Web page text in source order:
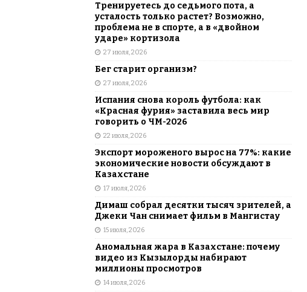
Тренируетесь до седьмого пота, а
усталость только растет? Возможно,
проблема не в спорте, а в «двойном
ударе» кортизола
27 июля, 2026
Бег старит организм?
27 июля, 2026
Испания снова король футбола: как
«Красная фурия» заставила весь мир
говорить о ЧМ-2026
22 июля, 2026
Экспорт мороженого вырос на 77%: какие
экономические новости обсуждают в
Казахстане
17 июля, 2026
Димаш собрал десятки тысяч зрителей, а
Джеки Чан снимает фильм в Мангистау
15 июля, 2026
Аномальная жара в Казахстане: почему
видео из Кызылорды набирают
миллионы просмотров
14 июля, 2026